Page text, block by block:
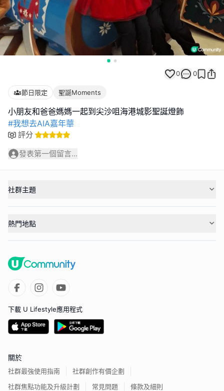
0 0
節日限定 聖誕Moments
#我想去AIA嘉年華
評分
發表第一個留言...
社群主題
熱門地點
下載 U Lifestyle應用程式
關於
社群最強使用指南
社群創作有價企劃
社群焦點功能及升級計劃
常見問題 條款及細則